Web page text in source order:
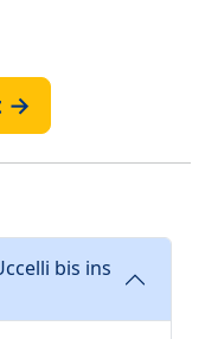
→
bis ins